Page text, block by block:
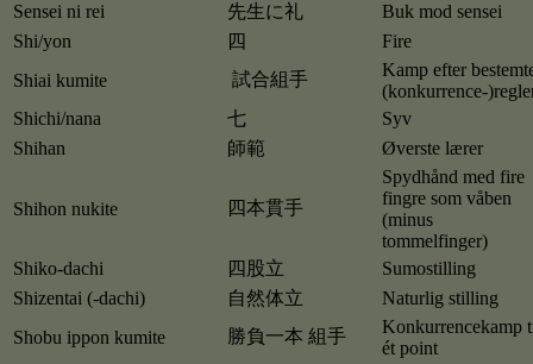
Sensei ni rei
先生に礼
Buk mod sensei
Shi/yon
四
Fire
Shiai kumite
試合組手
Kamp efter
(konkurrence-
Shichi/nana
七
Syv
Shihan
師範 Øverste lærer
Shihon nukite 四本貫手
Spydhånd med fire
fingre som våben
(minus
tommelfinger)
Shiko-dachi
四股立
Sumostilling
Shizentai (-dachi)
自然体立
Naturlig stilling
Shobu ippon kumite
勝負一本 組手
Konkurrencekamp
ét point